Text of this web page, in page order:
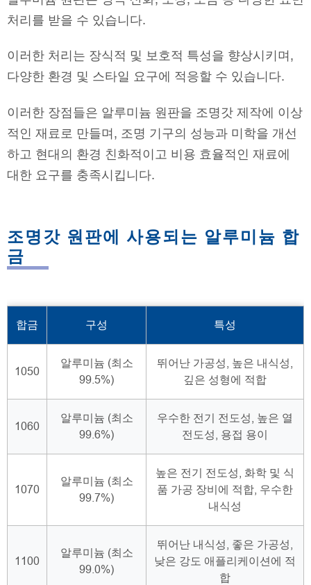
처리를 받을 수 있습니다.
이러한 처리는 장식적 및 보호적 특성을 향상시키며,
다양한 환경 및 스타일 요구에 적응할 수 있습니다.
이러한 장점들은 알루미늄 원판을 조명갓 제작에 이상
적인 재료로 만들며, 조명 기구의 성능과 미학을 개선
하고 현대의 환경 친화적이고 비용 효율적인 재료에
대한 요구를 충족시킵니다.
조명갓 원판에 사용되는 알루미늄 합
금
합금 구성 특성
1050
알루미늄 (최소
99.5%)
뛰어난 가공성, 높은 내식성,
깊은 성형에 적합
1060
알루미늄 (최소
99.6%)
우수한 전기 전도성, 높은 열
전도성, 용접 용이
1070
알루미늄 (최소
99.7%)
높은 전기 전도성, 화학 및 식
품 가공 장비에 적합, 우수한
내식성
1100
알루미늄 (최소
99.0%)
뛰어난 내식성, 좋은 가공성,
낮은 강도 애플리케이션에 적
합